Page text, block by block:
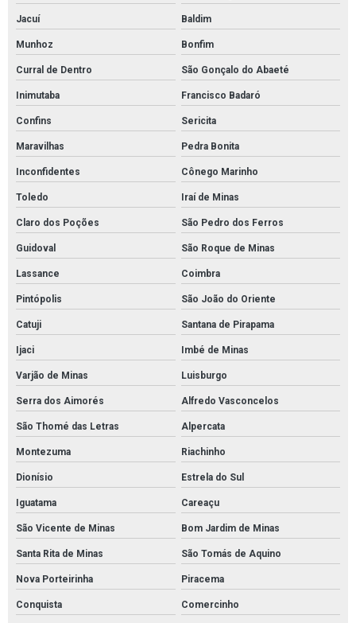
Jacuí Baldim
Munhoz Bonfim
Curral de Dentro São Gonçalo do Abaeté
Inimutaba Francisco Badaró
Confins Sericita
Maravilhas Pedra Bonita
Inconfidentes Cônego Marinho
Toledo Iraí de Minas
Claro dos Poções São Pedro dos Ferros
Guidoval São Roque de Minas
Lassance Coimbra
Pintópolis São João do Oriente
Catuji Santana de Pirapama
Ijaci Imbé de Minas
Varjão de Minas Luisburgo
Serra dos Aimorés Alfredo Vasconcelos
São Thomé das Letras Alpercata
Montezuma Riachinho
Dionísio Estrela do Sul
Iguatama Careaçu
São Vicente de Minas Bom Jardim de Minas
Santa Rita de Minas São Tomás de Aquino
Nova Porteirinha Piracema
Conquista Comercinho